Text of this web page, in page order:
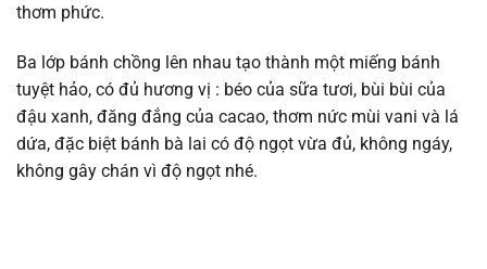
thơm phức.
Ba lớp bánh chồng lên nhau tạo thành một miếng bánh
tuyệt hảo, có đủ hương vị : béo của sữa tươi, bùi bùi của
đậu xanh, đăng đắng của cacao, thơm nức mùi vani và lá
dứa, đặc biệt bánh bà lai có độ ngọt vừa đủ, không ngáy,
không gây chán vì độ ngọt nhé.